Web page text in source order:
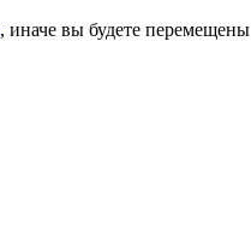
, иначе вы будете перемещены